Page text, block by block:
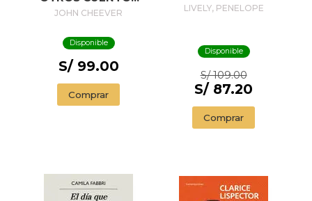
(EDICIÓN
SWIMMER AND
OTHER STORIES (
ILLUSTRADED
JOHN CHEEVER
Disponible
S/ 99.00
Comprar
LIVELY, PENELOPE
Disponible
S/ 109.00
S/ 87.20
Comprar